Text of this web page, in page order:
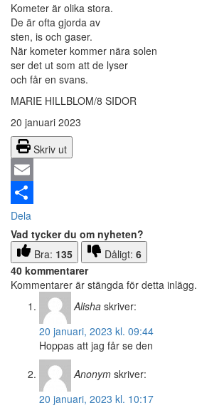
Kometer är olika stora.
De är ofta gjorda av
sten, is och gaser.
När kometer kommer nära solen
ser det ut som att de lyser
och får en svans.
MARIE HILLBLOM/8 SIDOR
20 januari 2023
Skriv ut
Email
Dela
Vad tycker du om nyheten?
Bra: 135 Dåligt: 6
40 kommentarer
Kommentarer är stängda för detta inlägg.
Alisha skriver:
20 januari, 2023 kl. 09:44
Hoppas att jag får se den
Anonym skriver:
20 januari, 2023 kl. 10:17